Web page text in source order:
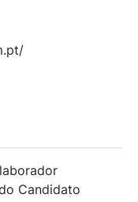
Candidato